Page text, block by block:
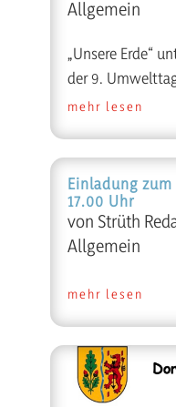
Allgemein
„Unsere Erde“
der 9.
mehr lesen
Einladung
17.00 Uhr
von Strüth
Allgemein
mehr lesen